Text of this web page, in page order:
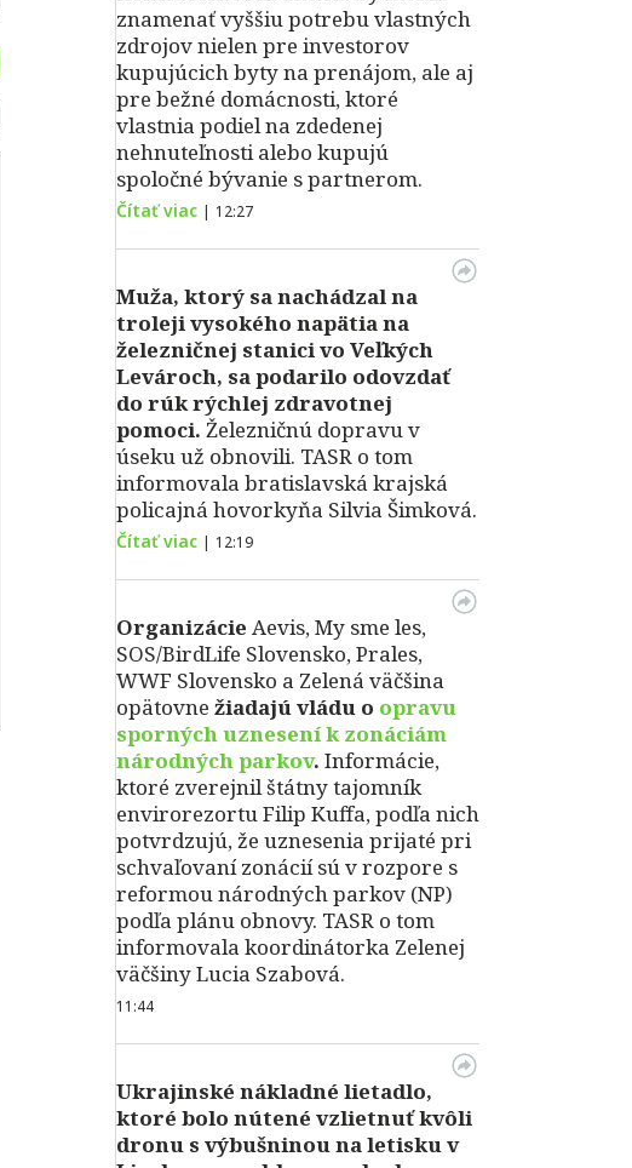
znamenať vyššiu potrebu vlastných
zdrojov nielen pre investorov
kupujúcich byty na prenájom, ale aj
pre bežné domácnosti, ktoré
vlastnia podiel na zdedenej
nehnuteľnosti alebo kupujú
spoločné bývanie s partnerom.
Čítať viac | 12:27
Muža, ktorý sa nachádzal na
troleji vysokého napätia na
železničnej stanici vo Veľkých
Levároch, sa podarilo odovzdať
do rúk rýchlej zdravotnej
pomoci. Železničnú dopravu v
úseku už obnovili. TASR o tom
informovala bratislavská krajská
policajná hovorkyňa Silvia Šimková.
Čítať viac | 12:19
Organizácie Aevis, My sme les,
SOS/BirdLife Slovensko, Prales,
WWF Slovensko a Zelená väčšina
opätovne žiadajú vládu o opravu
sporných uznesení k zonáciám
národných parkov. Informácie,
ktoré zverejnil štátny tajomník
envirorezortu Filip Kuffa, podľa nich
potvrdzujú, že uznesenia prijaté pri
schvaľovaní zonácií sú v rozpore s
reformou národných parkov (NP)
podľa plánu obnovy. TASR o tom
informovala koordinátorka Zelenej
väčšiny Lucia Szabová.
11:44
Ukrajinské nákladné lietadlo,
ktoré bolo nútené vzlietnuť kvôli
dronu s výbušninou na letisku v